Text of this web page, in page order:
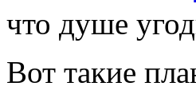
что душе
Вот такие